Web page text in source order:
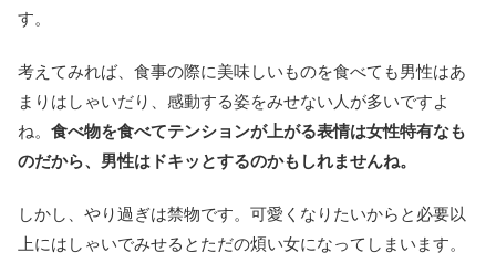
す。
考えてみれば、食事の際に美味しいものを食べても男性はあ
まりはしゃいだり、感動する姿をみせない人が多いですよ
ね。 食べ物を食べてテンションが上がる表情は女性特有なも
のだから、男性はドキッとするのかもしれませんね。
しかし、やり過ぎは禁物です。可愛くなりたいからと必要以
上にはしゃいでみせるとただの煩い女になってしまいます。